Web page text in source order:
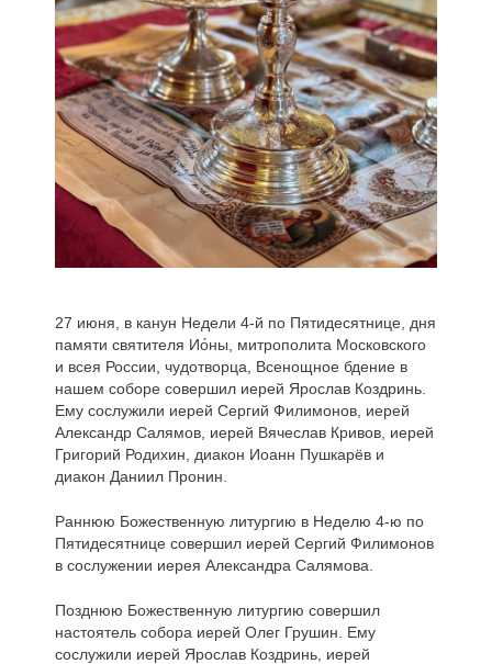
27 июня, в канун Недели 4-й по Пятидесятнице, дня
памяти святителя Ио́ны, митрополита Московского
и всея России, чудотворца, Всенощное бдение в
нашем соборе совершил иерей Ярослав Коздринь.
Ему сослужили иерей Сергий Филимонов, иерей
Александр Салямов, иерей Вячеслав Кривов, иерей
Григорий Родихин, диакон Иоанн Пушкарёв и
диакон Даниил Пронин.
Раннюю Божественную литургию в Неделю 4-ю по
Пятидесятнице совершил иерей Сергий Филимонов
в сослужении иерея Александра Салямова.
Позднюю Божественную литургию совершил
настоятель собора иерей Олег Грушин. Ему
сослужили иерей Ярослав Коздринь, иерей